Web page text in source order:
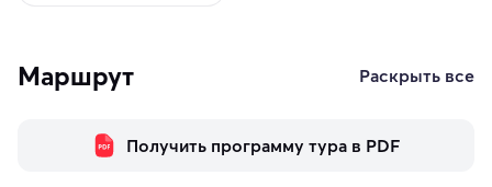
Маршрут Раскрыть все
Получить программу тура в PDF